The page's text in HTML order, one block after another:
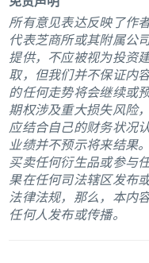
所有意见表达反映了作
代表芝商所或其附属公
提供，不应被视为投资
取，但我们并不保证内
的任何走势将会继续或
期权涉及重大损失风险
应结合自己的财务状况
业绩并不预示将来结果
买卖任何衍生品或参与
果在任何司法辖区发布
法律法规，那么，本内
任何人发布或传播。